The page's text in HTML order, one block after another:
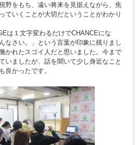
野をもち、遠い将来を見据えながら、焦
ていくことが大切だということがわかり
は１文字変わるだけでCHANCEにな
なさい。」という言葉が印象に残りまし
かれたスゴイ人だと思いました。今まで
いましたが、話を聞いて少し身近なこと
良かったです。